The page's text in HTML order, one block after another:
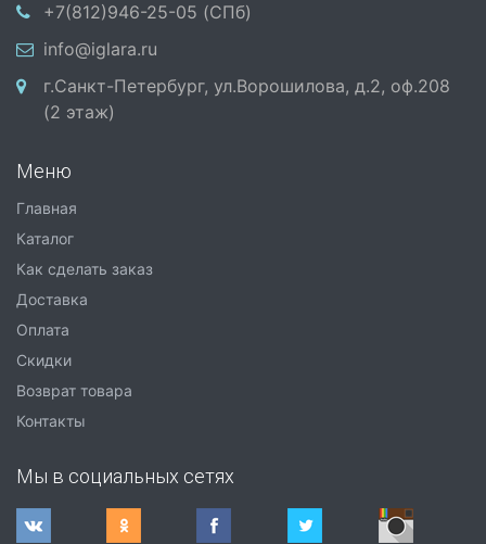
+7(812)946-25-05 (СПб)
info@iglara.ru
г.Санкт-Петербург, ул.Ворошилова, д.2, оф.208
(2 этаж)
Меню
Главная
Каталог
Как сделать заказ
Доставка
Оплата
Скидки
Возврат товара
Контакты
Мы в социальных сетях